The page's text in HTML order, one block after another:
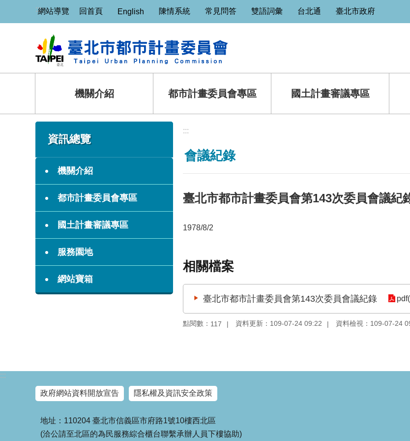
跳到主要內容區塊
:::網站導覽 回首頁 English 陳情系統 常見問答 雙語詞彙 台北通 臺北市政府
機關介紹 都市計畫委員會專區 國土計畫審議專區
:::
資訊總覽
機關介紹
都市計畫委員會專區
國土計畫審議專區
服務園地
網站寶箱
:::
會議紀錄
臺北市都市計畫委員會第143次委員會議紀
1978/8/2
相關檔案
臺北市都市計畫委員會第143次委員會議紀錄
點閱數： 117 資料更新：109-07-24 09:22 資料檢視：109-07-24
:::
政府網站資料開放宣告 隱私權及資訊安全政策
地址：110204 臺北市信義區市府路1號10樓西北區
(洽公請至北區的為民服務綜合櫃台聯繫承辦人員下樓協助)